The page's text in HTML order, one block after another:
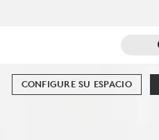
CONFIGURE SU ESPACIO